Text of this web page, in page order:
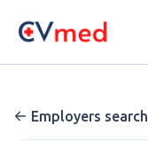
Employers search